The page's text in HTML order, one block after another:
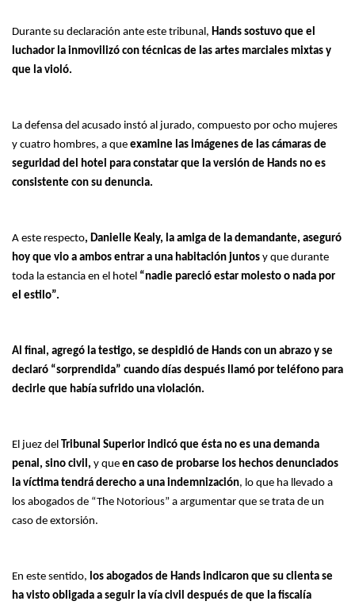
Durante su declaración ante este tribunal, Hands sostuvo que el
luchador la inmovilizó con técnicas de las artes marciales mixtas y
que la violó.
La defensa del acusado instó al jurado, compuesto por ocho mujeres
y cuatro hombres, a que examine las imágenes de las cámaras de
seguridad del hotel para constatar que la versión de Hands no es
consistente con su denuncia.
A este respecto, Danielle Kealy, la amiga de la demandante, aseguró
hoy que vio a ambos entrar a una habitación juntos y que durante
toda la estancia en el hotel “nadie pareció estar molesto o nada por
el estilo”.
Al final, agregó la testigo, se despidió de Hands con un abrazo y se
declaró “sorprendida” cuando días después llamó por teléfono para
decirle que había sufrido una violación.
El juez del Tribunal Superior indicó que ésta no es una demanda
penal, sino civil, y que en caso de probarse los hechos denunciados
la víctima tendrá derecho a una indemnización, lo que ha llevado a
los abogados de “The Notorious” a argumentar que se trata de un
caso de extorsión.
En este sentido, los abogados de Hands indicaron que su clienta se
ha visto obligada a seguir la vía civil después de que la fiscalía